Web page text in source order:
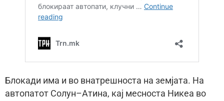
Блокади има и во внатрешноста на земјата. На
автопатот Солун–Атина, кај месноста Никеа во